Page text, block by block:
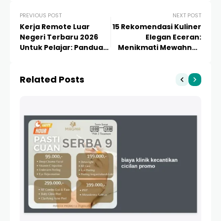
PREVIOUS POST
Kerja Remote Luar
Negeri Terbaru 2026
Untuk Pelajar: Panduan
NEXT POST
15 Rekomendasi Kuliner
Elegan Eceran:
Menikmati Mewahnya
Related Posts